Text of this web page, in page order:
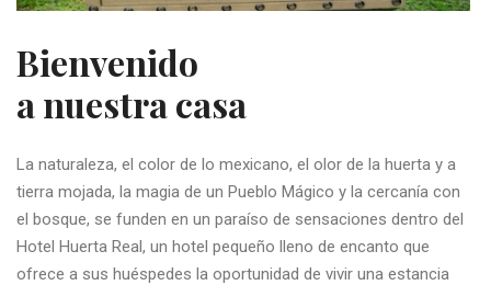
Bienvenido
a nuestra casa
La naturaleza, el color de lo mexicano, el olor de la huerta y a
tierra mojada, la magia de un Pueblo Mágico y la cercanía con
el bosque, se funden en un paraíso de sensaciones dentro del
Hotel Huerta Real, un hotel pequeño lleno de encanto que
ofrece a sus huéspedes la oportunidad de vivir una estancia